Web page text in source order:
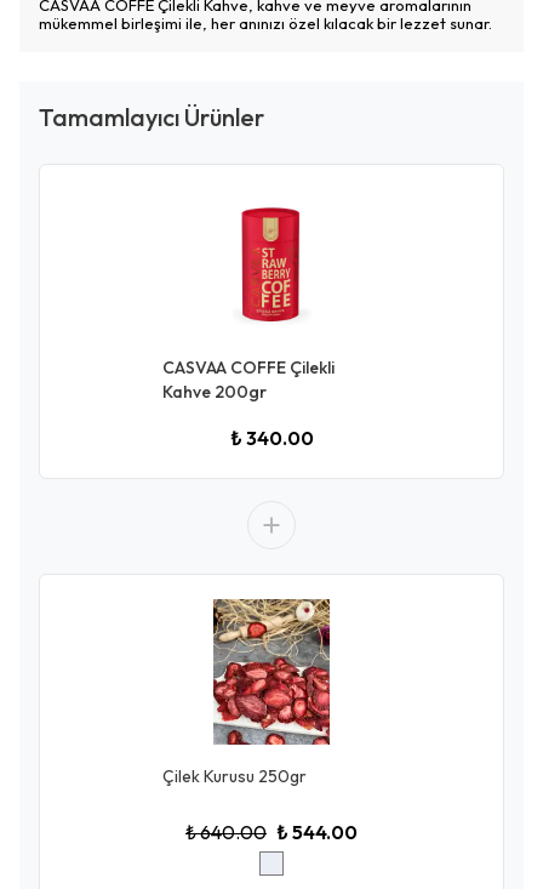
CASVAA COFFE Çilekli Kahve, kahve ve meyve aromalarının
mükemmel birleşimi ile, her anınızı özel kılacak bir lezzet sunar.
Tamamlayıcı Ürünler
CASVAA COFFE Çilekli
Kahve 200gr
₺ 340.00
Çilek Kurusu 250gr
₺ 640.00 ₺ 544.00